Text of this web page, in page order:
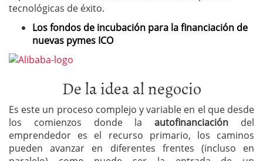
tecnológicas de éxito.
Los fondos de incubación para la financiación de
nuevas pymes ICO
De la idea al negocio
Es este un proceso complejo y variable en el que desde
los comienzos donde laautofinanciación del
emprendedor es el recurso primario, los caminos
pueden avanzar en diferentes frentes (incluso en